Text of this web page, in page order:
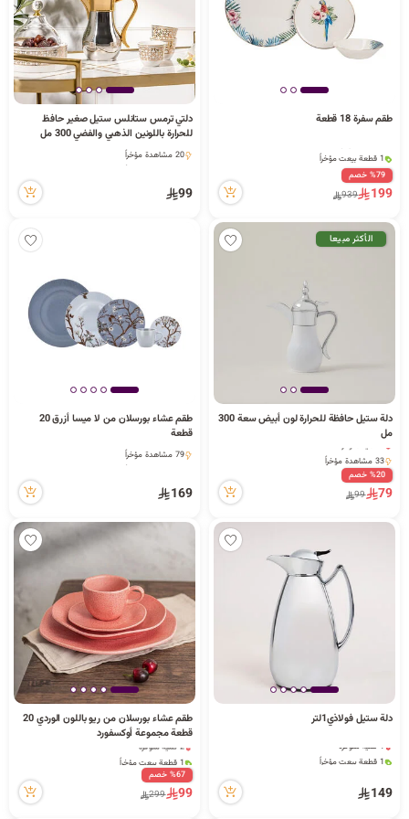
طقم سفرة 18 قطعة
1 قطعة بيعت مؤخراً
108 مشاهدة مؤخراً
2 كمية متوفرة
%79 خصم
199
939
دلتي ترمس ستانلس ستيل صغير حافظ
للحرارة باللونين الذهبي والفضي 300 مل
20 مشاهدة مؤخراً
99
الأكثر مبيعا
دلة ستيل حافظة للحرارة لون أبيض سعة 300
مل7 كمية متوفرة
33 مشاهدة مؤخراً
7 كمية متوفرة
33 مشاهدة مؤخراً
%20 خصم
79
99
طقم عشاء بورسلان من لا ميسا أزرق 20
قطعة
79 مشاهدة مؤخراً
169
دلة ستيل فولاذي1لتر
1 قطعة بيعت مؤخراً
1 كمية متوفرة
149
طقم عشاء بورسلان من ريو باللون الوردي 20
قطعة مجموعة أوكسفورد
1 قطعة بيعت مؤخراً
49 مشاهدة مؤخراً
2 كمية متوفرة
%67 خصم
99
299